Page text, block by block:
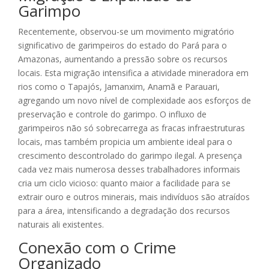
Garimpo
Recentemente, observou-se um movimento migratório
significativo de garimpeiros do estado do Pará para o
Amazonas, aumentando a pressão sobre os recursos
locais. Esta migração intensifica a atividade mineradora em
rios como o Tapajós, Jamanxim, Anamã e Parauari,
agregando um novo nível de complexidade aos esforços de
preservação e controle do garimpo. O influxo de
garimpeiros não só sobrecarrega as fracas infraestruturas
locais, mas também propicia um ambiente ideal para o
crescimento descontrolado do garimpo ilegal. A presença
cada vez mais numerosa desses trabalhadores informais
cria um ciclo vicioso: quanto maior a facilidade para se
extrair ouro e outros minerais, mais indivíduos são atraídos
para a área, intensificando a degradação dos recursos
naturais ali existentes.
Conexão com o Crime
Organizado